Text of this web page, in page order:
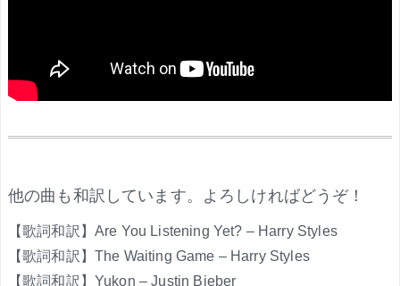
他の曲も和訳しています。よろしければどうぞ！
【歌詞和訳】Are You Listening Yet? – Harry Styles
【歌詞和訳】The Waiting Game – Harry Styles
【歌詞和訳】Yukon – Justin Bieber